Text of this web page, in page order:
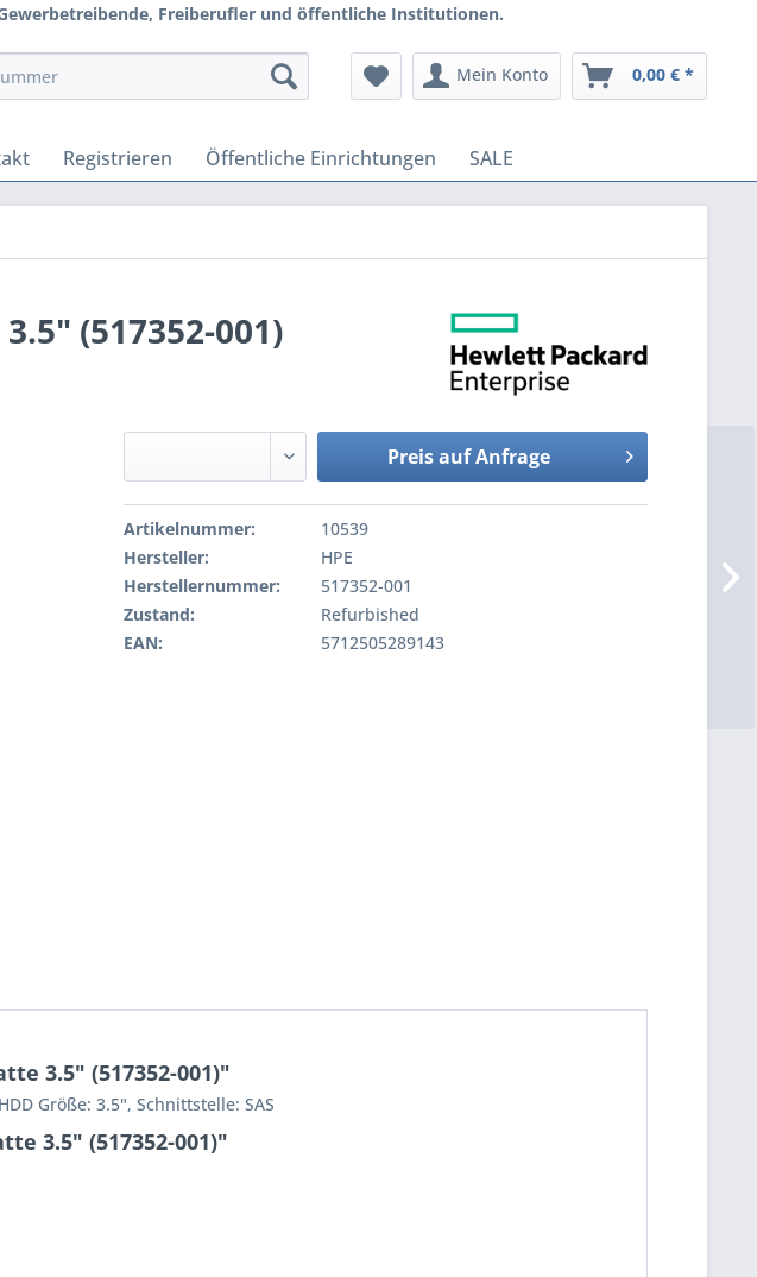
Freiberufler und öffentliche Institutionen.
Mein Konto 0,00 € *
Registrieren Öffentliche Einrichtungen SALE
(517352-001)
Preis auf Anfrage
Artikelnummer:
10539
Hersteller:
HPE
Herstellernummer:
517352-001
Zustand:
Refurbished
EAN:
5712505289143
3.5" (517352-001)"
Größe: 3.5", Schnittstelle: SAS
3.5" (517352-001)"